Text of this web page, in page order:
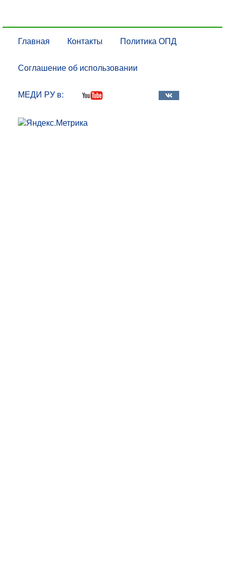
Главная Контакты Политика ОПД
Соглашение об использовании
МЕДИ РУ в: